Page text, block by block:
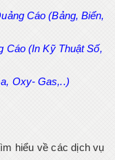
Cáo (Bảng, Biển,
Cáo (In Kỹ Thuật Số,
Oxy- Gas,..)
hiểu về các dịch vụ